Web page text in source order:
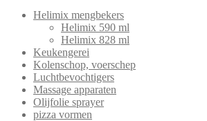
Helimix mengbekers
Helimix 590 ml
Helimix 828 ml
Keukengerei
Kolenschop, voerschep
Luchtbevochtigers
Massage apparaten
Olijfolie sprayer
pizza vormen